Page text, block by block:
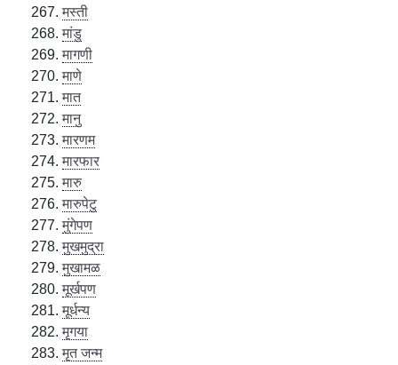
मस्ती
मांडु
मागणी
माणे
मात
मानु
मारणम
मारफार
मारु
मारुपेटु
मुंगेपण
मुखमुद्रा
मुखामळ
मूर्खपण
मूर्धन्य
मृगया
मृत जन्म